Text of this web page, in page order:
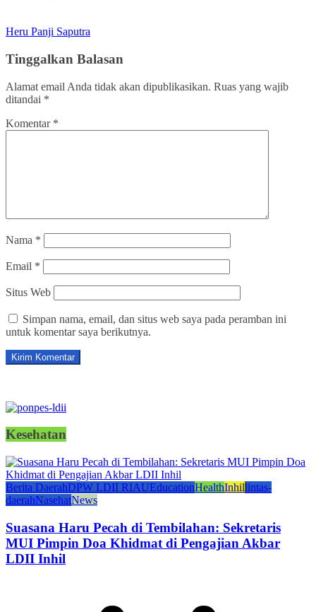
Heru Panji Saputra
Tinggalkan Balasan
Alamat email Anda tidak akan dipublikasikan. Ruas yang wajib
ditandai *
Komentar *
Nama *
Email *
Situs Web
Simpan nama, email, dan situs web saya pada peramban ini
untuk komentar saya berikutnya.
Kesehatan
Berita DaerahDPW LDII RIAUEducationHealthInhillintas-
daerahNasehatNews
Suasana Haru Pecah di Tembilahan: Sekretaris
MUI Pimpin Doa Khidmat di Pengajian Akbar
LDII Inhil